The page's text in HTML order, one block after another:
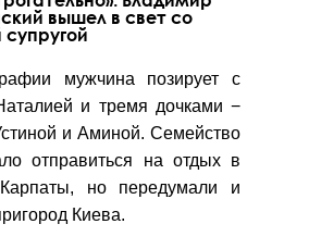
вышел в свет со
супругой
мужчина позирует с
и тремя дочками −
и Аминой. Семейство
отправиться на отдых в
но передумали и
Киева.